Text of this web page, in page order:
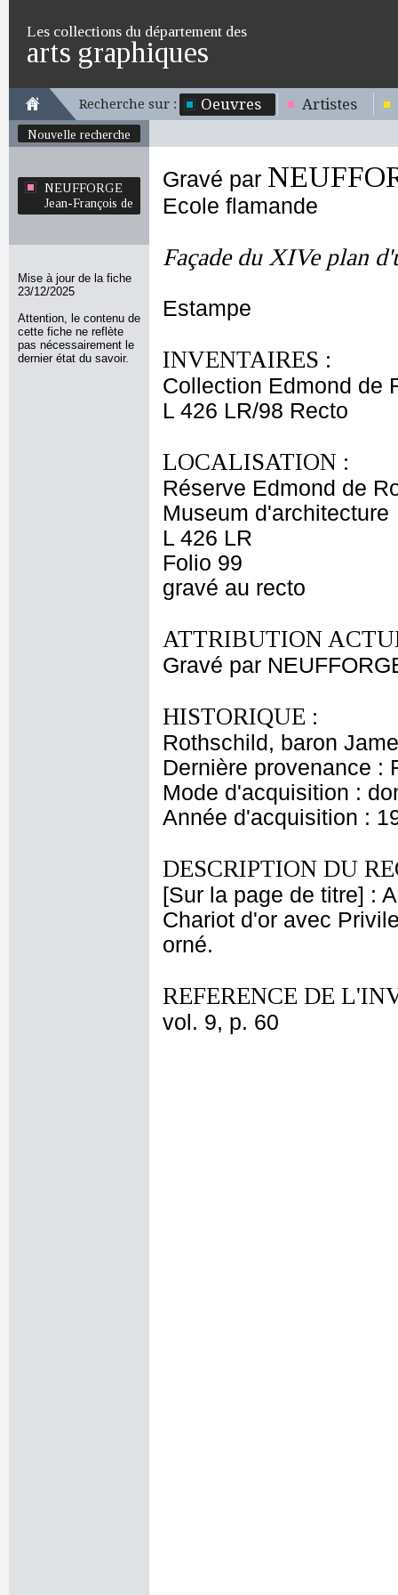
Les collections du département des
arts graphiques
Recherche sur : Oeuvres Artistes
Nouvelle recherche
NEUFFORGE
Jean-François de
Mise à jour de la fiche
23/12/2025
Attention, le contenu de
cette fiche ne reflète
pas nécessairement le
dernier état du savoir.
Gravé par
Ecole flamande
Façade du XIVe plan
Estampe
INVENTAIRES :
Collection Edmond de
L 426 LR/98 Recto
LOCALISATION :
Réserve Edmond de
Museum d'architecture
L 426 LR
Folio 99
gravé au recto
ATTRIBUTION
Gravé par
HISTORIQUE :
Rothschild, baron
Dernière provenance :
Mode d'acquisition :
Année d'acquisition :
DESCRIPTION DU
[Sur la page de titre] :
Chariot d'or avec
orné.
REFERENCE DE
vol. 9, p. 60